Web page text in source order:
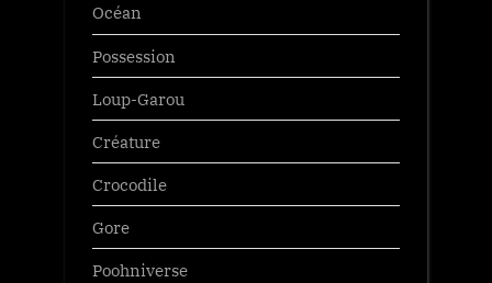
Océan
Possession
Loup-Garou
Créature
Crocodile
Gore
Poohniverse